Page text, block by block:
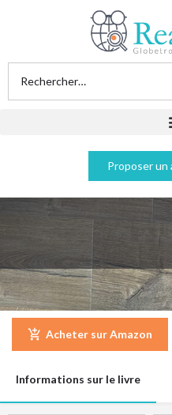
Proposer un
L'âme du mal -
Acheter sur Amazon
Informations sur le livre